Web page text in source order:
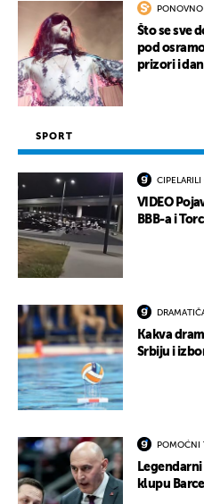
Što se sve
pod
prizori i
SPORT
VIDEO
BBB-a i
Kakva
Srbiju i
POMOĆNI
klupu